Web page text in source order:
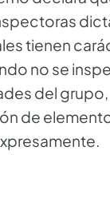
tienen
no se
del
de